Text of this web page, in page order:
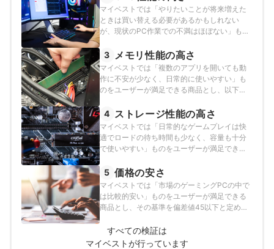
の方法で検証を行いました。
マイベストでは「やりたいことが将来増えた
ときは買い替える必要があるかもしれない
が、現状のPC作業での不満はほぼない」もの
法で検証を行いました。
3 メモリ性能の高さ
マイベストでは「複数のアプリを開いても動
作に不安が少なく、日常的に使いやすい」も
のをユーザーが満足できる商品とし、以下の
め度をスコア化しました。
4 ストレージ性能の高さ
マイベストでは「日常的なゲームプレイは快
適でロードの待ち時間も少なく、容量も十分
で使いやすい」ものをユーザーが満足できる
加重平均でおすすめ度をスコア化しました。
5 価格の安さ
マイベストでは「市場のゲーミングPCの中で
は比較的安い」ものをユーザーが満足できる
商品とし、その基準を偏差値45以下と定めて
すべての検証は
マイベストが行っています